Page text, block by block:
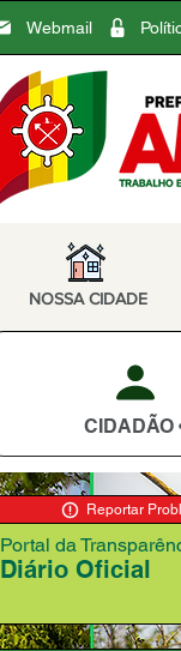
Webmail
NOSSA CIDADE
CIDADÃO
Reportar
Diário Oficial
Portal da